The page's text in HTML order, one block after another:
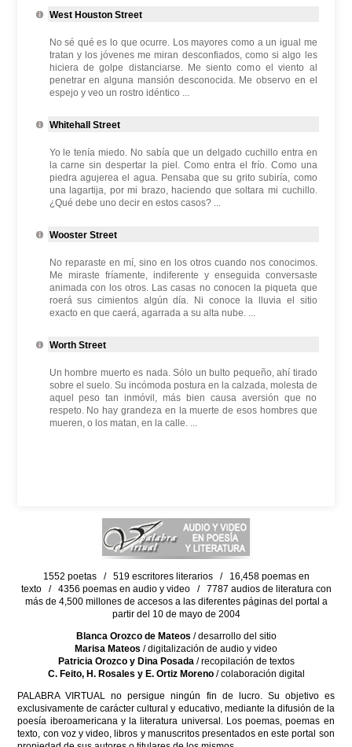
West Houston Street
No sé qué es lo que ocurre. Los mayores como a un igual me
tratan y los jóvenes me miran desconfiados, como si algo les
hiciera de golpe distanciarse. Me siento como el viento al
penetrar en alguna mansión desconocida. Me observo en el
espejo y veo un rostro idéntico ...
Whitehall Street
Yo le tenía miedo. No sabía que un delgado cuchillo entra en
la carne sin despertar la piel. Como entra el frío. Como una
piedra agujerea el agua. Pensaba que su grito subiría, como
una lagartija, por mi brazo, haciendo que soltara mi cuchillo.
¿Qué debe uno decir en estos casos? ...
Wooster Street
No reparaste en mí, sino en los otros cuando nos conocimos.
Me miraste fríamente, indiferente y enseguida conversaste
animada con los otros. Las casas no conocen la piqueta que
roerá sus cimientos algún día. Ni conoce la lluvia el sitio
exacto en que caerá, agarrada a su alta nube. ...
Worth Street
Un hombre muerto es nada. Sólo un bulto pequeño, ahí tirado
sobre el suelo. Su incómoda postura en la calzada, molesta de
aquel peso tan inmóvil, más bien causa aversión que no
respeto. No hay grandeza en la muerte de esos hombres que
mueren, o los matan, en la calle. ...
1552 poetas / 519 escritores literarios / 16,458 poemas en
texto / 4356 poemas en audio y video / 7787 audios de literatura con
más de 4,500 millones de accesos a las diferentes páginas del portal a
partir del 10 de mayo de 2004
Blanca Orozco de Mateos / desarrollo del sitio
Marisa Mateos / digitalización de audio y video
Patricia Orozco y Dina Posada/ recopilación de textos
C. Feito, H. Rosales y E. Ortiz Moreno/ colaboración digital
PALABRA VIRTUAL no persigue ningún fin de lucro. Su objetivo es
exclusivamente de carácter cultural y educativo, mediante la difusión de la
poesía iberoamericana y la literatura universal. Los poemas, poemas en
texto, con voz y video, libros y manuscritos presentados en este portal son